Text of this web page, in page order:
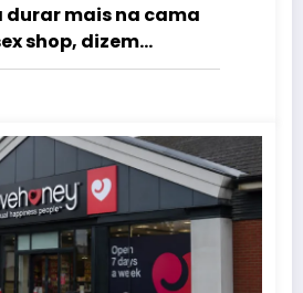
durar mais na cama
shop, dizem
saúde sexual